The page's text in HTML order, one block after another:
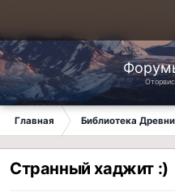
Главная Библиотека
Странный хаджит :)